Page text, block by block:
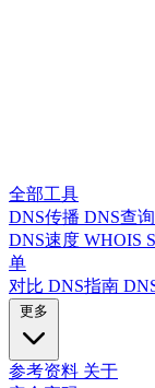
全部工具
DNS传播 DNS查询
DNS速度 WHOIS
单
对比 DNS指南
参考资料 关于